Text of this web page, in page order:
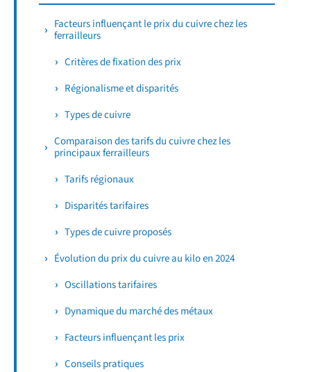
Facteurs influençant le prix du cuivre chez les
ferrailleurs
Critères de fixation des prix
Régionalisme et disparités
Types de cuivre
Comparaison des tarifs du cuivre chez les
principaux ferrailleurs
Tarifs régionaux
Disparités tarifaires
Types de cuivre proposés
Évolution du prix du cuivre au kilo en 2024
Oscillations tarifaires
Dynamique du marché des métaux
Facteurs influençant les prix
Conseils pratiques